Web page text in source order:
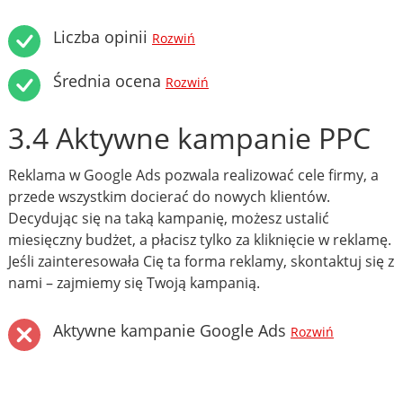
Liczba opinii Rozwiń
Średnia ocena Rozwiń
3.4 Aktywne kampanie PPC
Reklama w Google Ads pozwala realizować cele firmy, a
przede wszystkim docierać do nowych klientów.
Decydując się na taką kampanię, możesz ustalić
miesięczny budżet, a płacisz tylko za kliknięcie w reklamę.
Jeśli zainteresowała Cię ta forma reklamy, skontaktuj się z
nami – zajmiemy się Twoją kampanią.
Aktywne kampanie Google Ads Rozwiń